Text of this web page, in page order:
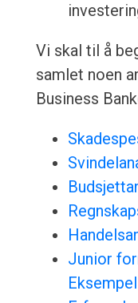
Vi skal til å
samlet noen
Business
Junior